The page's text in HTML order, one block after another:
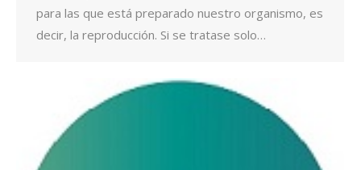
para las que está preparado nuestro organismo, es
decir, la reproducción. Si se tratase solo…